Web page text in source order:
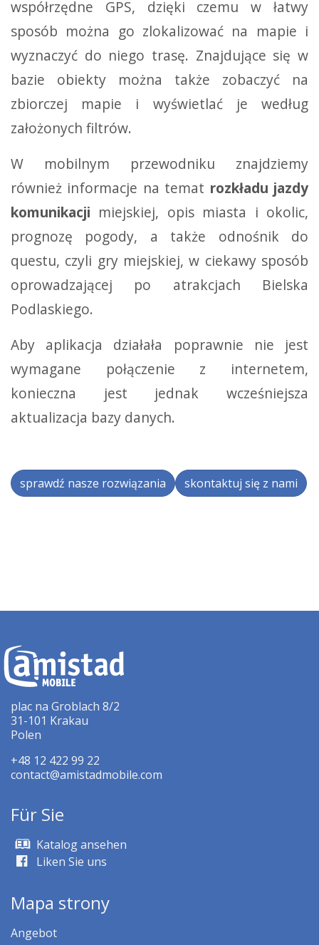
współrzędne GPS, dzięki czemu w łatwy
sposób można go zlokalizować na mapie i
wyznaczyć do niego trasę. Znajdujące się w
bazie obiekty można także zobaczyć na
zbiorczej mapie i wyświetlać je według
założonych filtrów.
W mobilnym przewodniku znajdziemy
również informacje na temat rozkładu jazdy
komunikacji miejskiej, opis miasta i okolic,
prognozę pogody, a także odnośnik do
questu, czyli gry miejskiej, w ciekawy sposób
oprowadzającej po atrakcjach Bielska
Podlaskiego.
Aby aplikacja działała poprawnie nie jest
wymagane połączenie z internetem,
konieczna jest jednak wcześniejsza
aktualizacja bazy danych.
sprawdź nasze rozwiązania skontaktuj się z nami
plac na Groblach 8/2
31-101 Krakau
Polen
+48 12 422 99 22
contact@amistadmobile.com
Für Sie
Katalog ansehen
Liken Sie uns
Mapa strony
Angebot